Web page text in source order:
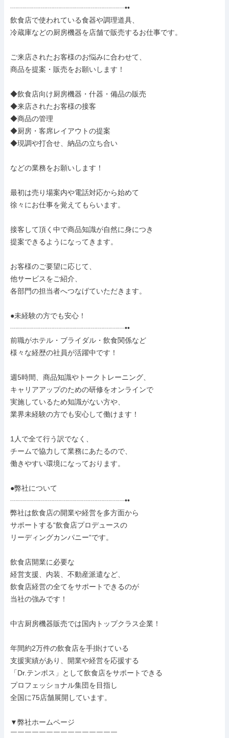
┈┈┈┈┈┈┈┈┈┈┈┈┈┈┈┈••
飲食店で使われている食器や調理道具、
冷蔵庫などの厨房機器を店舗で販売するお仕事です。
ご来店されたお客様のお悩みに合わせて、
商品を提案・販売をお願いします！
◆飲食店向け厨房機器・什器・備品の販売
◆来店されたお客様の接客
◆商品の管理
◆厨房・客席レイアウトの提案
◆現調や打合せ、納品の立ち合い
などの業務をお願いします！
最初は売り場案内や電話対応から始めて
徐々にお仕事を覚えてもらいます。
接客して頂く中で商品知識が自然に身につき
提案できるようになってきます。
お客様のご要望に応じて、
他サービスをご紹介、
各部門の担当者へつなげていただきます。
●未経験の方でも安心！
┈┈┈┈┈┈┈┈┈┈┈┈┈┈┈┈••
前職がホテル・ブライダル・飲食関係など
様々な経歴の社員が活躍中です！
週5時間、商品知識やトークトレーニング、
キャリアアップのための研修をオンラインで
実施しているため知識がない方や、
業界未経験の方でも安心して働けます！
1人で全て行う訳でなく、
チームで協力して業務にあたるので、
働きやすい環境になっております。
●弊社について
┈┈┈┈┈┈┈┈┈┈┈┈┈┈┈┈••
弊社は飲食店の開業や経営を多方面から
サポートする“飲食店プロデュースの
リーディングカンパニー“です。
飲食店開業に必要な
経営支援、内装、不動産派遣など、
飲食店経営の全てをサポートできるのが
当社の強みです！
中古厨房機器販売では国内トップクラス企業！
年間約2万件の飲食店を手掛けている
支援実績があり、開業や経営を応援する
「Dr.テンポス」として飲食店をサポートできる
プロフェッショナル集団を目指し
全国に75店舗展開しています。
▼弊社ホームページ
￣￣￣￣￣￣￣￣￣￣￣￣￣￣￣